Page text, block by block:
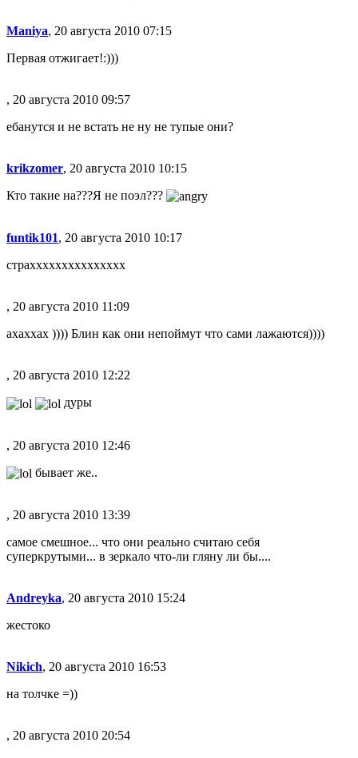
Maniya, 20 августа 2010 07:15
Первая отжигает!:)))
, 20 августа 2010 09:57
ебанутся и не встать не ну не тупые они?
krikzomer, 20 августа 2010 10:15
Кто такие на???Я не поэл???
funtik101, 20 августа 2010 10:17
страххххххххххххххх
, 20 августа 2010 11:09
ахаххах )))) Блин как они непоймут что сами лажаются))))
, 20 августа 2010 12:22
дуры
, 20 августа 2010 12:46
бывает же..
, 20 августа 2010 13:39
самое смешное... что они реально считаю себя
суперкрутыми... в зеркало что-ли гляну ли бы....
Andreyka, 20 августа 2010 15:24
жестоко
Nikich, 20 августа 2010 16:53
на толчке =))
, 20 августа 2010 20:54